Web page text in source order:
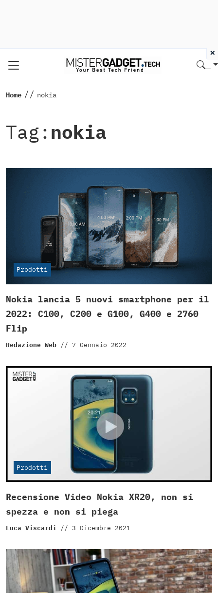
Home // nokia
Tag: nokia
Prodotti
Nokia lancia 5 nuovi smartphone per il
2022: C100, C200 e G100, G400 e 2760
Flip
Redazione Web // 7 Gennaio 2022
Prodotti
Recensione Video Nokia XR20, non si
spezza e non si piega
Luca Viscardi // 3 Dicembre 2021
×